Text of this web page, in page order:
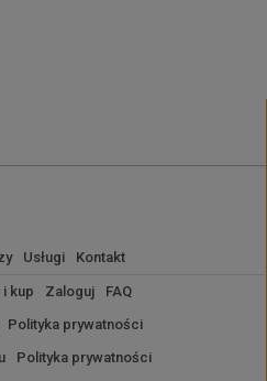
Usługi Kontakt
kup Zaloguj
FAQ
Polityka prywatności
Polityka prywatności